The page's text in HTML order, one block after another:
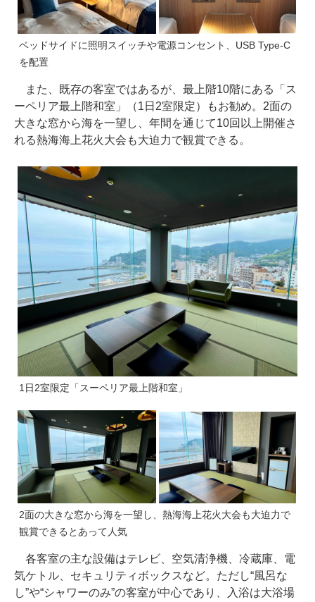
ベッドサイドに照明スイッチや電源コンセント、USB Type-C
を配置
また、既存の客室ではあるが、最上階10階にある「ス
ーペリア最上階和室」（1日2室限定）もお勧め。2面の
大きな窓から海を一望し、年間を通じて10回以上開催さ
れる熱海海上花火大会も大迫力で観賞できる。
1日2室限定「スーペリア最上階和室」
2面の大きな窓から海を一望し、熱海海上花火大会も大迫力で
観賞できるとあって人気
各客室の主な設備はテレビ、空気清浄機、冷蔵庫、電
気ケトル、セキュリティボックスなど。ただし“風呂な
し”や“シャワーのみ”の客室が中心であり、入浴は大浴場